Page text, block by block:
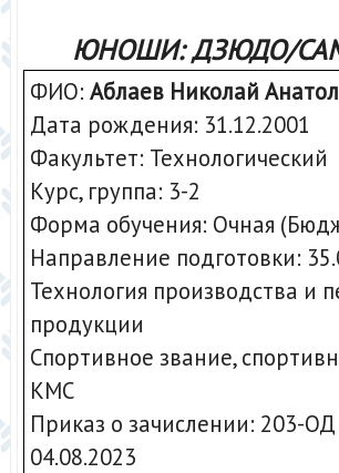
ЮНОШИ: ДЗЮДО/
ФИО:Аблаев Николай
Дата рождения: 31.12.2001
Факультет: Технологический
Курс, группа: 3-2
Форма обучения: Очная
Направление подготовки:
Технология производства и
продукции
Спортивное звание,
КМС
Приказ о зачислении: 203-
04.08.2023